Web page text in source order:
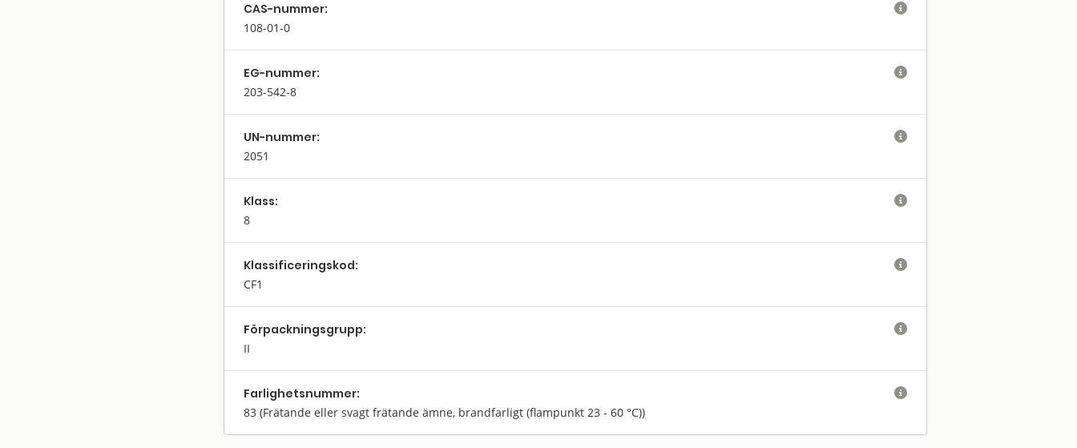
CAS-nummer:
108-01-0

EG-nummer:
203-542-8

UN-nummer:
2051

Klass:
8

Klassifi­cerings­kod:
CF1

Förpack­nings­grupp:
II

Farlighets­nummer:
83 (Frätande eller svagt frätande ämne, brandfarligt (flampunkt 23 - 60 °C))
